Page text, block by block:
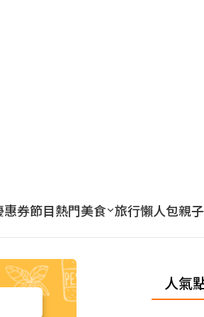
惠券節目熱門美食 旅行懶人包親子
人氣